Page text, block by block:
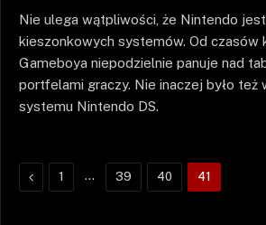
Nie ulega wątpliwości, że Nintendo
kieszonkowych systemów. Od czasów
Gameboya niepodzielnie panuje nad
portfelami graczy. Nie inaczej było też
systemu Nintendo DS.
Poprzednie
1 … 39 40 41